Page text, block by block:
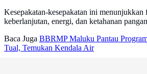
Kesepakatan-kesepakatan ini menunjukkan
keberlanjutan, energi, dan ketahanan
Baca Juga BBRMP Maluku Pantau
Tual, Temukan Kendala Air